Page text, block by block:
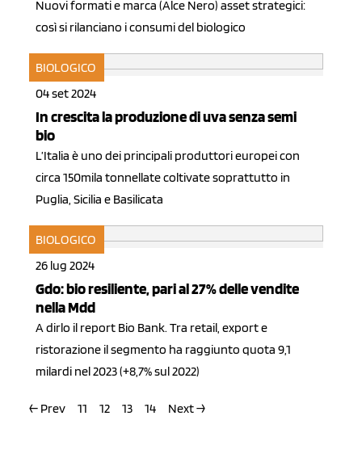
Nuovi formati e marca (Alce Nero) asset strategici:
così si rilanciano i consumi del biologico
BIOLOGICO
04 set 2024
In crescita la produzione di uva senza semi
bio
L’Italia è uno dei principali produttori europei con
circa 150mila tonnellate coltivate soprattutto in
Puglia, Sicilia e Basilicata
BIOLOGICO
26 lug 2024
Gdo: bio resiliente, pari al 27% delle vendite
nella Mdd
A dirlo il report Bio Bank. Tra retail, export e
ristorazione il segmento ha raggiunto quota 9,1
milardi nel 2023 (+8,7% sul 2022)
← Prev 11 12 13 14 Next →